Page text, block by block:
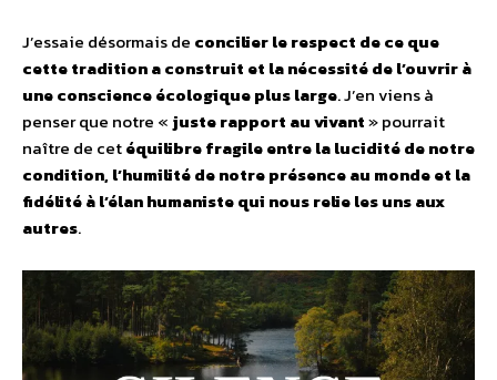
J’essaie désormais de concilier le respect de ce que
cette tradition a construit et la nécessité de l’ouvrir à
une conscience écologique plus large. J’en viens à
penser que notre « juste rapport au vivant» pourrait
naître de cetéquilibre fragile entre la lucidité de notre
condition, l’humilité de notre présence au monde et la
fidélité à l’élan humaniste qui nous relie les uns aux
autres.